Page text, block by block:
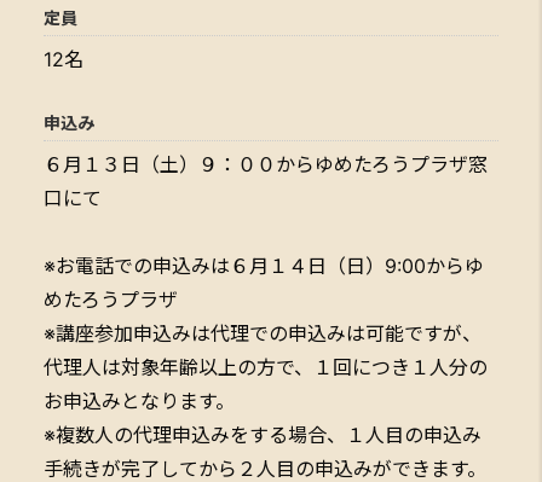
定員
12名
申込み
６月１３日（土）９：００からゆめたろうプラザ窓
口にて
※お電話での申込みは６月１４日（日）9:00からゆ
めたろうプラザ
※講座参加申込みは代理での申込みは可能ですが、
代理人は対象年齢以上の方で、１回につき１人分の
お申込みとなります。
※複数人の代理申込みをする場合、１人目の申込み
手続きが完了してから２人目の申込みができます。